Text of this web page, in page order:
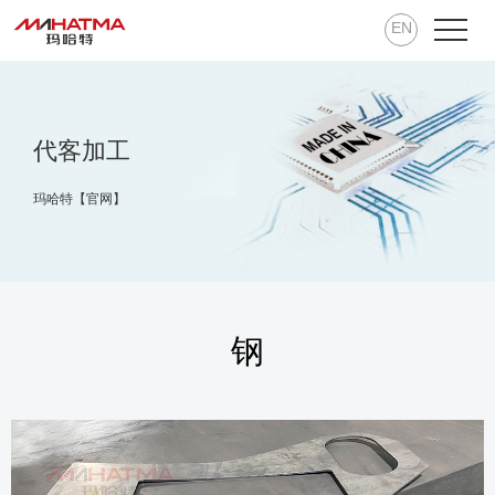
EN
代客加工
玛哈特【官网】
钢